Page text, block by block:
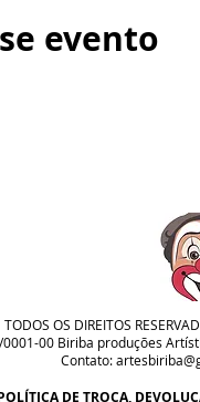
evento
TODOS OS DIREITOS
0001-00 Biriba produções
Contato:
DE TROCA,